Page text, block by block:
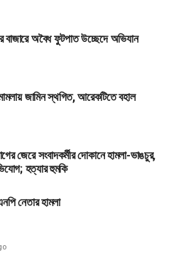
বাজারে অবৈধ ফুটপাত উচ্ছেদে অভিযান
জামিন স্থগিত, আরেকটিতে বহাল
জেরে সংবাদকর্মীর দোকানে হামলা-ভাঙচুর,
হত্যার হুমকি
নেতার হামলা